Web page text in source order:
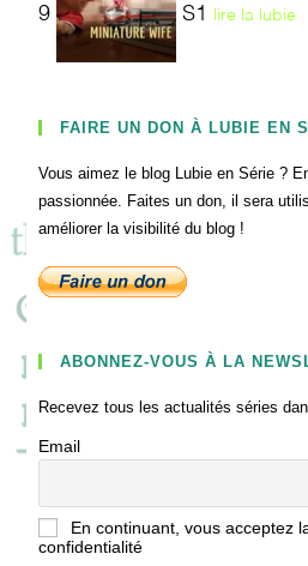
9 S1 lire la lubie
FAIRE UN DON À LUBIE EN
Vous aimez le blog Lubie en Série ?
passionnée. Faites un don, il sera
améliorer la visibilité du blog !
ABONNEZ-VOUS À LA
Recevez tous les actualités séries
Email
En continuant, vous acceptez
confidentialité